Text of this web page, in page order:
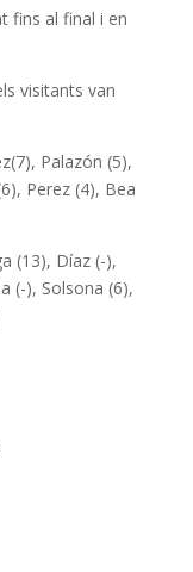
fins al final i en
visitants van
Palazón (5),
Perez (4), Bea
(13), Díaz (-),
(-), Solsona (6),